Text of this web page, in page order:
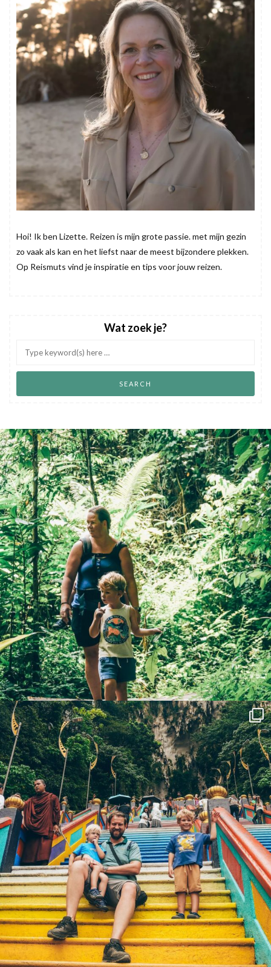
Hoi! Ik ben Lizette. Reizen is mijn grote passie. met mijn gezin
zo vaak als kan en het liefst naar de meest bijzondere plekken.
Op Reismuts vind je inspiratie en tips voor jouw reizen.
Wat zoek je?